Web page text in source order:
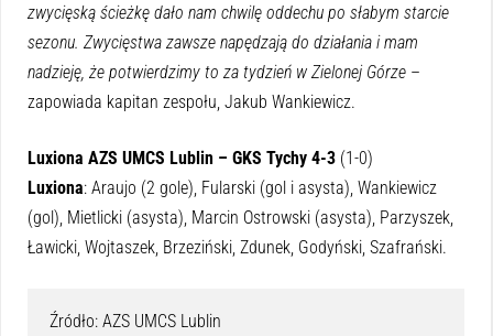
zwycięską ścieżkę dało nam chwilę oddechu po słabym starcie
sezonu. Zwycięstwa zawsze napędzają do działania i mam
nadzieję, że potwierdzimy to za tydzień w Zielonej Górze –
zapowiada kapitan zespołu, Jakub Wankiewicz.
Luxiona AZS UMCS Lublin – GKS Tychy 4-3 (1-0)
Luxiona: Araujo (2 gole), Fularski (gol i asysta), Wankiewicz
(gol), Mietlicki (asysta), Marcin Ostrowski (asysta), Parzyszek,
Ławicki, Wojtaszek, Brzeziński, Zdunek, Godyński, Szafrański.
Źródło: AZS UMCS Lublin